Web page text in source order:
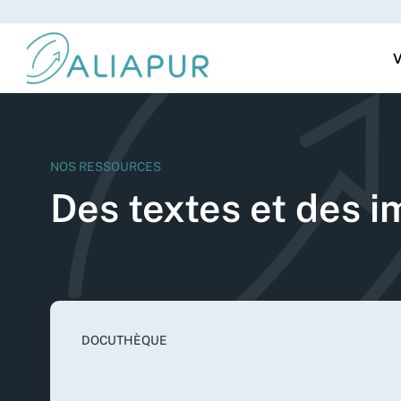
NOS RESSOURCES
Des textes et des
DOCUTHÈQUE